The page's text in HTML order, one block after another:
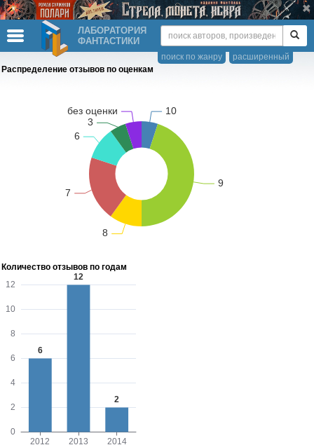
ЛАБОРАТОРИЯ
ФАНТАСТИКИ
расширенный
поиск по жанру
Распределение отзывов по оценкам
Количество отзывов по годам